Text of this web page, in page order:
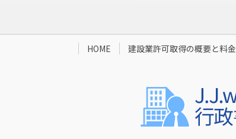
HOME 建設業許可取得の概要と料金​